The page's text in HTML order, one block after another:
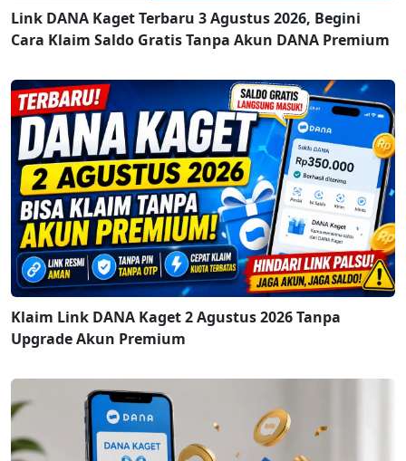
Link DANA Kaget Terbaru 3 Agustus 2026, Begini
Cara Klaim Saldo Gratis Tanpa Akun DANA Premium
Klaim Link DANA Kaget 2 Agustus 2026 Tanpa
Upgrade Akun Premium